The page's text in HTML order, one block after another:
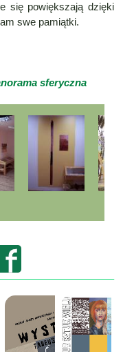
się powiększają dzięki
swe pamiątki.
sferyczna